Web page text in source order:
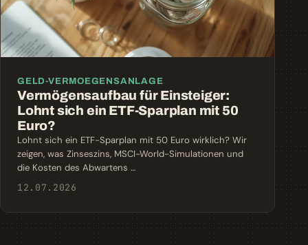
GELD-VERMOEGENSANLAGE
Vermögensaufbau für Einsteiger:
Lohnt sich ein ETF-Sparplan mit 50
Euro?
Lohnt sich ein ETF-Sparplan mit 50 Euro wirklich? Wir
zeigen, was Zinseszins, MSCI-World-Simulationen und
die Kosten des Abwartens …
12.07.2026